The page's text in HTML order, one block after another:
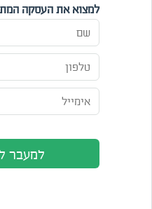
תחום
למצוא את העסקה
למעבר